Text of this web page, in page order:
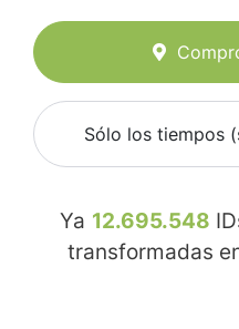
Sólo los tiempos
Ya 12.695.548
transformadas